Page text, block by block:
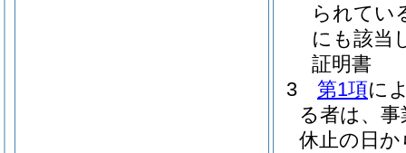
られてい
にも該当
証明書
3
第1項に
る者は、
休止の日